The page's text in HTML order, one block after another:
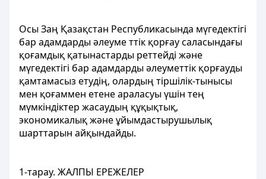
Осы Заң Қазақстан Республикасында мүгедектігі
бар адамдарды әлеуме ттiк қорғау саласындағы
қоғамдық қатынастарды реттейдi және
мүгедектігі бар адамдарды әлеуметтiк қорғауды
қамтамасыз етудiң, олардың тiршiлiк-тынысы
мен қоғаммен етене араласуы үшiн тең
мүмкiндiктер жасаудың құқықтық,
экономикалық және ұйымдастырушылық
шарттарын айқындайды.
1-тарау. ЖАЛПЫ ЕРЕЖЕЛЕР